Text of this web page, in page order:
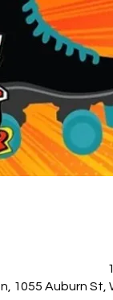
1055 Auburn St,